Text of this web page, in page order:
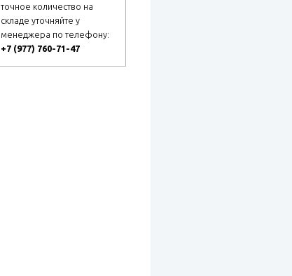
точное количество на
складе уточняйте у
менеджера по телефону:
+7 (977) 760-71-47